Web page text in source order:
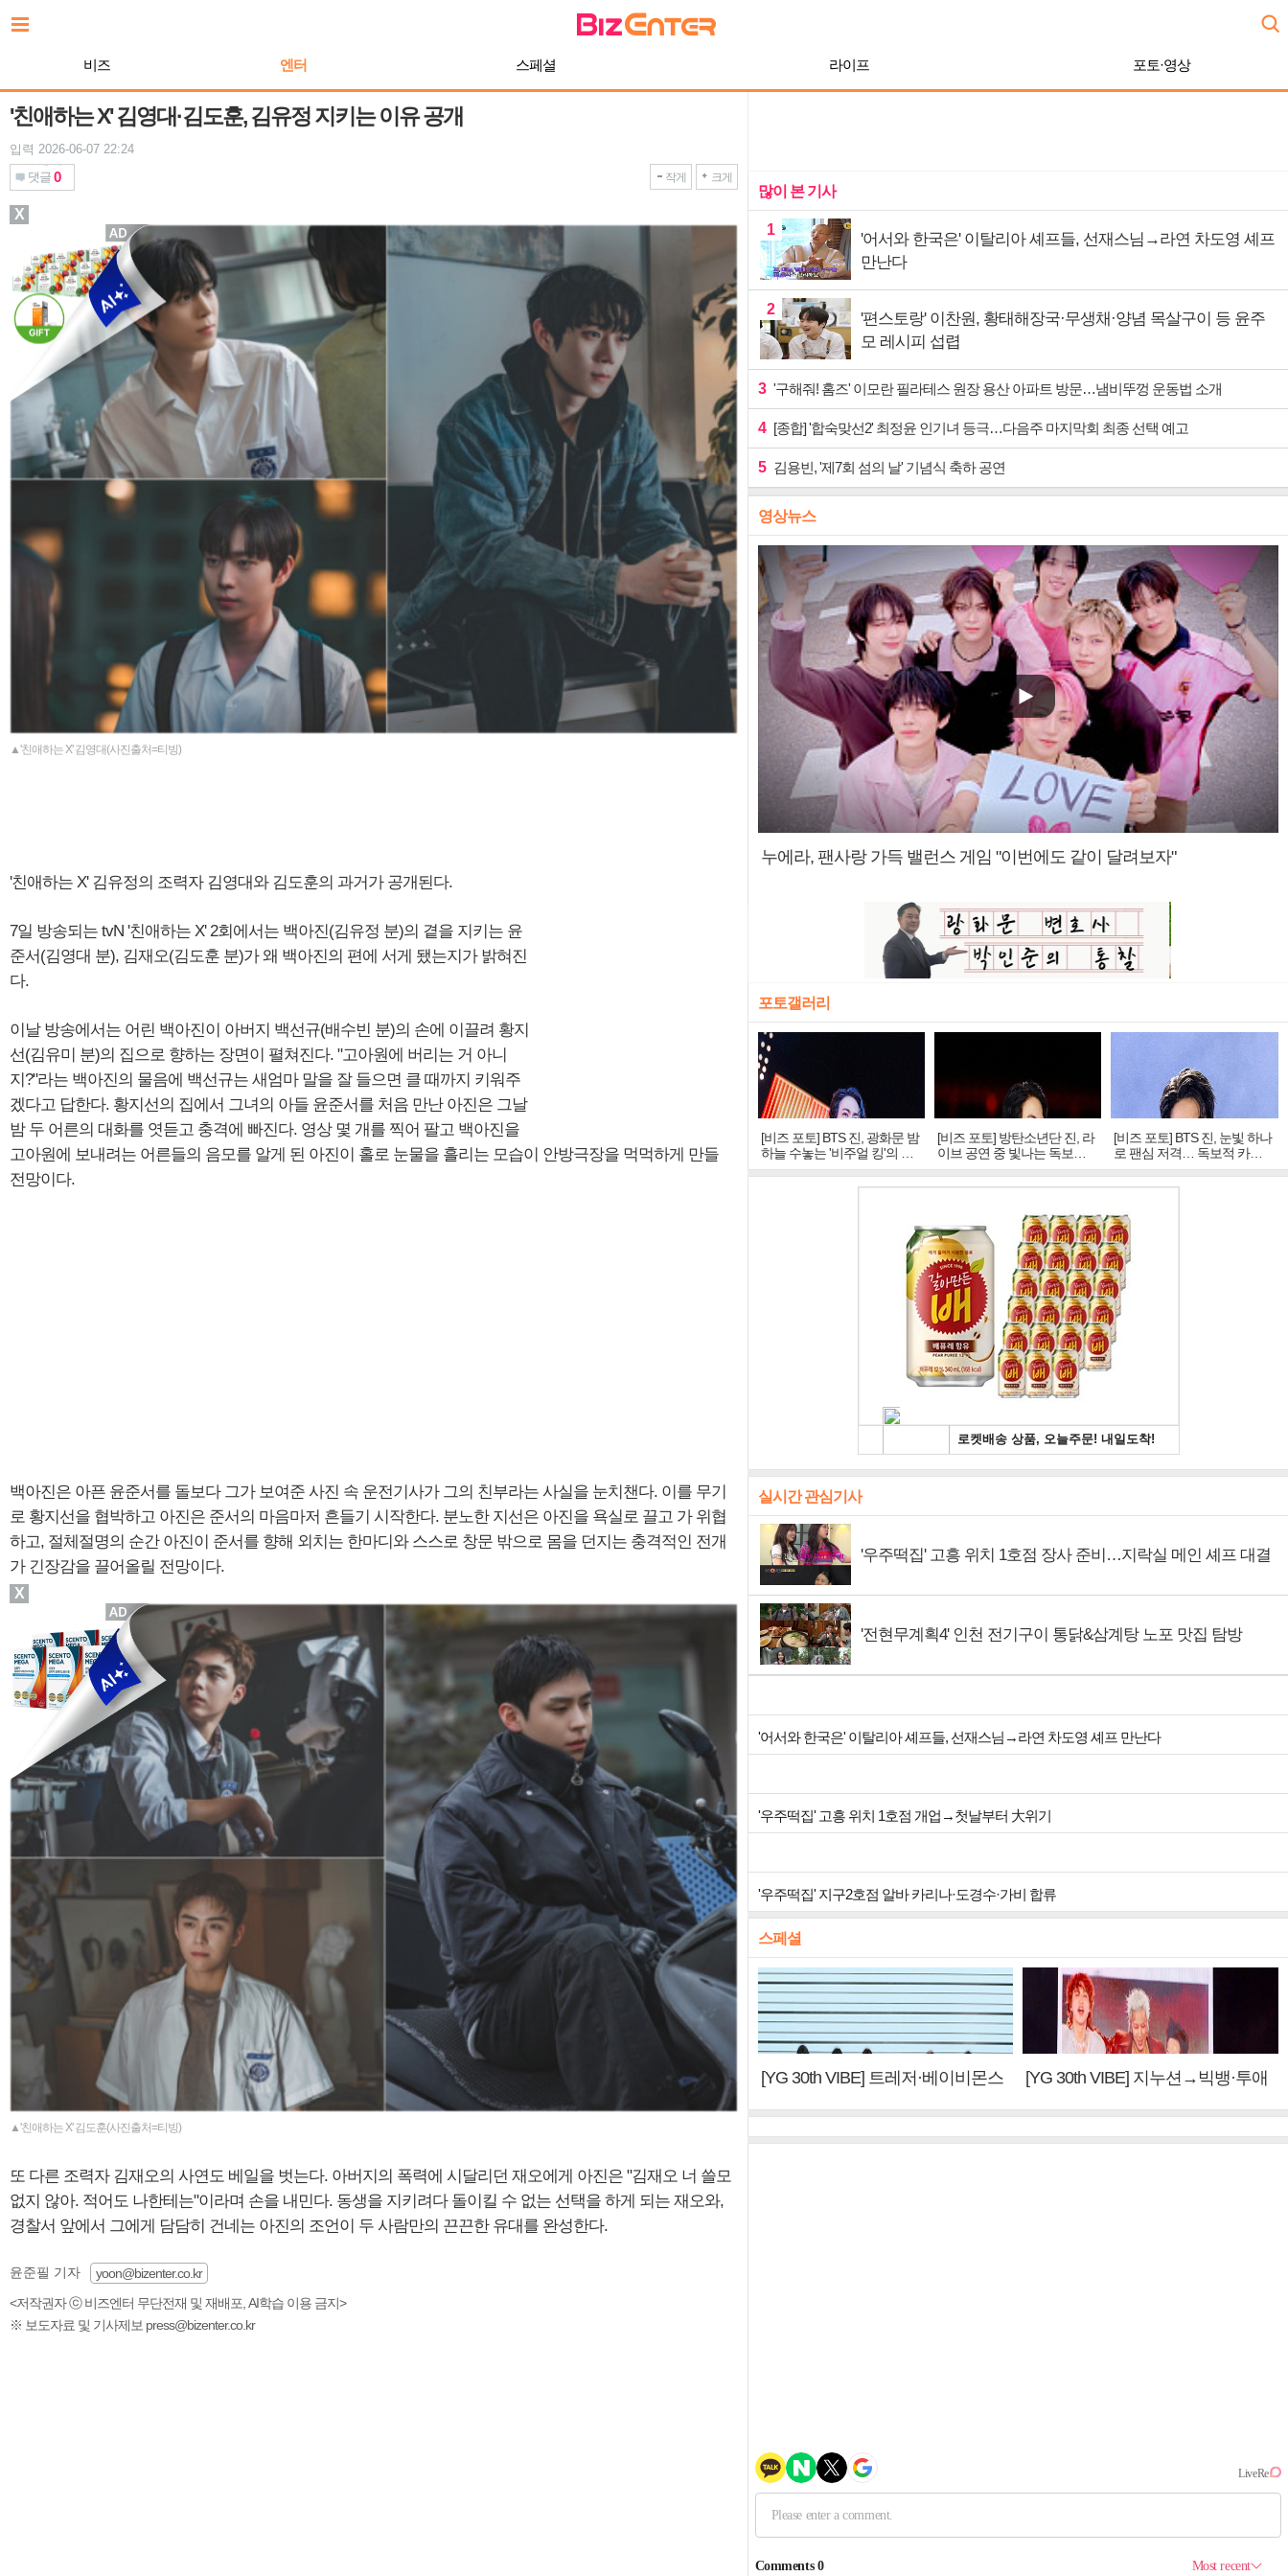
문
비즈 엔터 스페셜 라이프 포토·영상
'친애하는 X' 김영대·김도훈, 김유정 지키는 이유 공개
입력 2026-06-07 22:24
댓글 0 작게 크게
▲'친애하는 X' 김영대(사진출처=티빙)
'친애하는 X' 김유정의 조력자 김영대와 김도훈의 과거가 공개된다.
7일 방송되는 tvN '친애하는 X' 2회에서는 백아진(김유정 분)의 곁을 지키는 윤
준서(김영대 분), 김재오(김도훈 분)가 왜 백아진의 편에 서게 됐는지가 밝혀진
다.
이날 방송에서는 어린 백아진이 아버지 백선규(배수빈 분)의 손에 이끌려 황지
선(김유미 분)의 집으로 향하는 장면이 펼쳐진다. "고아원에 버리는 거 아니
지?"라는 백아진의 물음에 백선규는 새엄마 말을 잘 들으면 클 때까지 키워주
겠다고 답한다. 황지선의 집에서 그녀의 아들 윤준서를 처음 만난 아진은 그날
밤 두 어른의 대화를 엿듣고 충격에 빠진다. 영상 몇 개를 찍어 팔고 백아진을
고아원에 보내려는 어른들의 음모를 알게 된 아진이 홀로 눈물을 흘리는 모습이 안방극장을 먹먹하게 만들
전망이다.
백아진은 아픈 윤준서를 돌보다 그가 보여준 사진 속 운전기사가 그의 친부라는 사실을 눈치챈다. 이를 무기
로 황지선을 협박하고 아진은 준서의 마음마저 흔들기 시작한다. 분노한 지선은 아진을 욕실로 끌고 가 위협
하고, 절체절명의 순간 아진이 준서를 향해 외치는 한마디와 스스로 창문 밖으로 몸을 던지는 충격적인 전개
가 긴장감을 끌어올릴 전망이다.
▲'친애하는 X' 김도훈(사진출처=티빙)
또 다른 조력자 김재오의 사연도 베일을 벗는다. 아버지의 폭력에 시달리던 재오에게 아진은 "김재오 너 쓸모
없지 않아. 적어도 나한테는"이라며 손을 내민다. 동생을 지키려다 돌이킬 수 없는 선택을 하게 되는 재오와,
경찰서 앞에서 그에게 담담히 건네는 아진의 조언이 두 사람만의 끈끈한 유대를 완성한다.
윤준필 기자
yoon@bizenter.co.kr
<저작권자 ⓒ 비즈엔터 무단전재 및 재배포, AI학습 이용 금지>
※ 보도자료 및 기사제보 press@bizenter.co.kr
많이 본 기사
1
'어서와 한국은' 이탈리아 셰프들, 선재스님→라연 차도영 셰프
만난다
2
'편스토랑' 이찬원, 황태해장국·무생채·양념 목살구이 등 윤주
모 레시피 섭렵
3 '구해줘! 홈즈' 이모란 필라테스 원장 용산 아파트 방문…냄비뚜껑 운동법 소개
4 [종합] '합숙맞선2' 최정윤 인기녀 등극…다음주 마지막회 최종 선택 예고
5 김용빈, '제7회 섬의 날' 기념식 축하 공연
영상뉴스
누에라, 팬사랑 가득 밸런스 게임 "이번에도 같이 달려보자"
포토갤러리
[비즈 포토] BTS 진, 광화문 밤
하늘 수놓는 '비주얼 킹'의 열
창
[비즈 포토] 방탄소년단 진, 라
이브 공연 중 빛나는 독보적
아우라
[비즈 포토] BTS 진, 눈빛 하나
로 팬심 저격… 독보적 카리
스마
실시간 관심기사
'우주떡집' 고흥 위치 1호점 장사 준비…지락실 메인 셰프 대결
'전현무계획4' 인천 전기구이 통닭&삼계탕 노포 맛집 탐방
'어서와 한국은' 이탈리아 셰프들, 선재스님→라연 차도영 셰프 만난다
'우주떡집' 고흥 위치 1호점 개업→첫날부터 大위기
'우주떡집' 지구2호점 알바 카리나·도경수·가비 합류
스페셜
[YG 30th VIBE] 트레저·베이비몬스
[YG 30th VIBE] 지누션→빅뱅·투애
X
X